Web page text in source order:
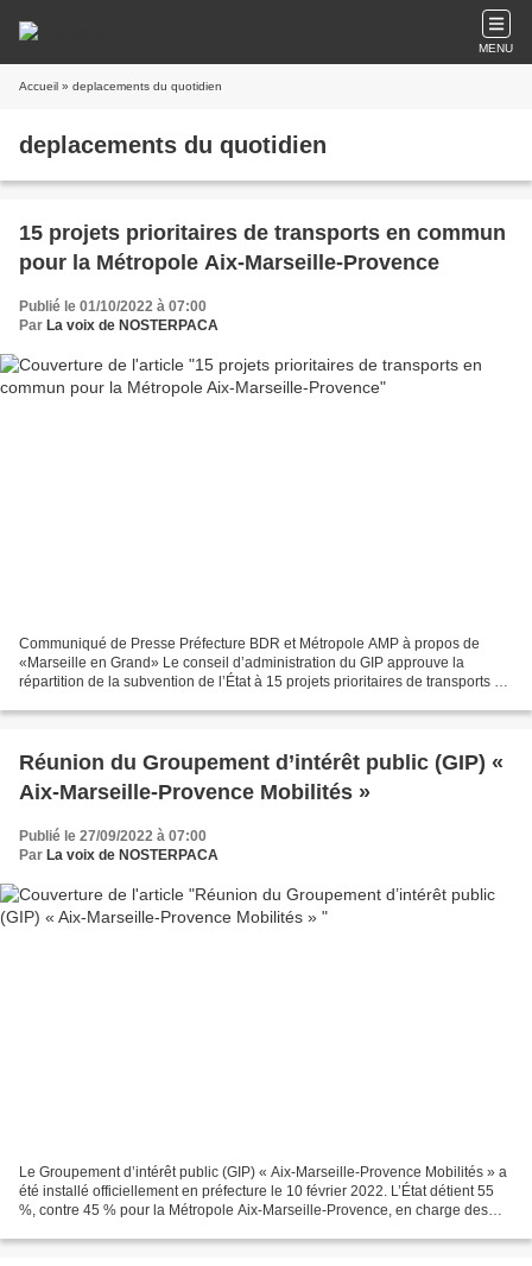
MENU
Accueil » deplacements du quotidien
deplacements du quotidien
15 projets prioritaires de transports en commun
pour la Métropole Aix-Marseille-Provence
Publié le 01/10/2022 à 07:00
Par La voix de NOSTERPACA
Communiqué de Presse Préfecture BDR et Métropole AMP à propos de
«Marseille en Grand» Le conseil d’administration du GIP approuve la
répartition de la subvention de l’État à 15 projets prioritaires de transports en
Réunion du Groupement d’intérêt public (GIP) «
Aix-Marseille-Provence Mobilités »
Publié le 27/09/2022 à 07:00
Par La voix de NOSTERPACA
Le Groupement d’intérêt public (GIP) « Aix-Marseille-Provence Mobilités » a
été installé officiellement en préfecture le 10 février 2022. L’État détient 55
%, contre 45 % pour la Métropole Aix-Marseille-Provence, en charge des